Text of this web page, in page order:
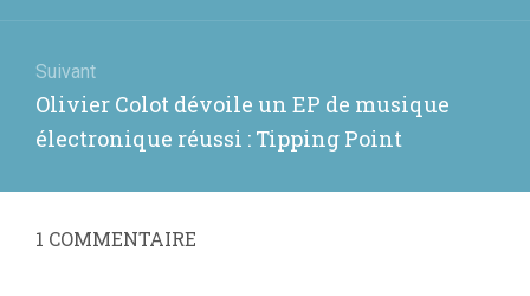
Suivant
Article
suivant
Olivier Colot dévoile un EP de musique
électronique réussi : Tipping Point
1 COMMENTAIRE